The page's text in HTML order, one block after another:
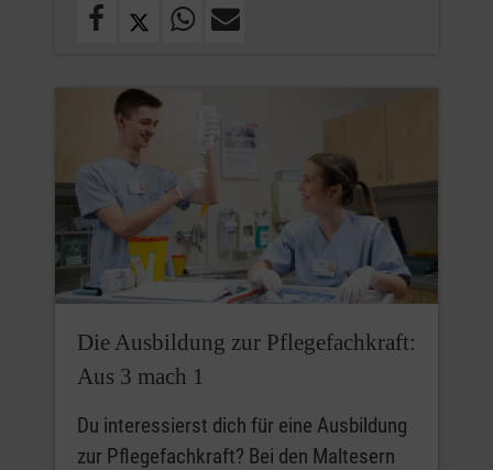
Die Ausbildung zur Pflegefachkraft:
Aus 3 mach 1
Du interessierst dich für eine Ausbildung
zur Pflegefachkraft? Bei den Maltesern